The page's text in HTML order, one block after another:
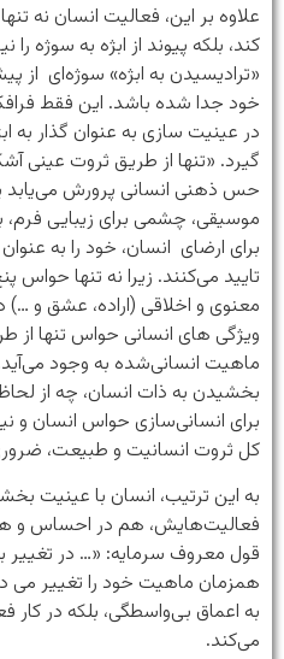
علاوه بر این، فعالیت انسان نه
کند، بلکه پیوند از ابژه به سوژه
«ترادیسیدن به ابژه» سوژه‌ای از
خود جدا شده باشد. این فقط
در عینیت سازی به عنوان گذار
گیرد. «تنها از طریق ثروت عینی
حس ذهنی انسانی پرورش می‌یابد
موسیقی، چشمی برای زیبایی فرم،
برای ارضای انسان، خود را به
تایید می‌کنند. زیرا نه تنها حواس
معنوی و اخلاقی (اراده، عشق و
ویژگی های انسانی حواس تنها از
ماهیت انسانی‌شده به وجود
بخشیدن به ذات انسان، چه از
برای انسانی‌سازی حواس انسان و
کل ثروت انسانیت و طبیعت،
به این ترتیب، انسان با عینیت
فعالیت‌هایش، هم در احساس و
قول معروف سرمایه: «… در تغییر
همزمان ماهیت خود را تغییر می
به اعماق بی‌واسطگی، بلکه در
می‌کند.